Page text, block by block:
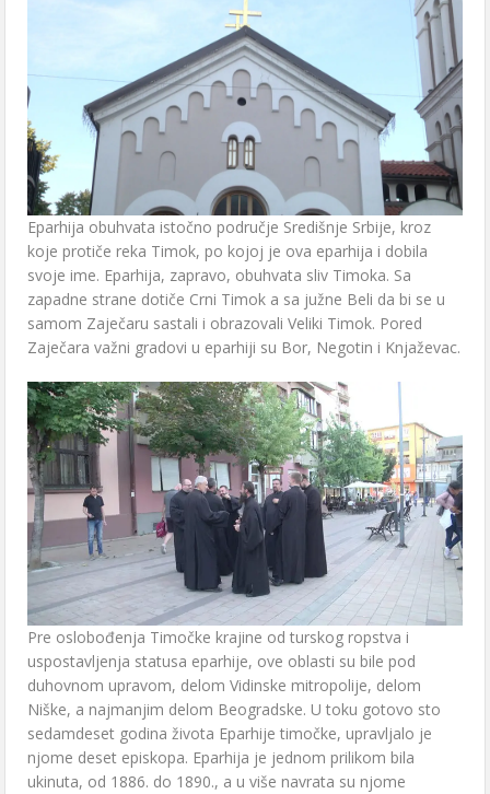
Eparhija obuhvata istočno područje Središnje Srbije, kroz
koje protiče reka Timok, po kojoj je ova eparhija i dobila
svoje ime. Eparhija, zapravo, obuhvata sliv Timoka. Sa
zapadne strane dotiče Crni Timok a sa južne Beli da bi se u
samom Zaječaru sastali i obrazovali Veliki Timok. Pored
Zaječara važni gradovi u eparhiji su Bor, Negotin i Knjaževac.
Pre oslobođenja Timočke krajine od turskog ropstva i
uspostavljenja statusa eparhije, ove oblasti su bile pod
duhovnom upravom, delom Vidinske mitropolije, delom
Niške, a najmanjim delom Beogradske. U toku gotovo sto
sedamdeset godina života Eparhije timočke, upravljalo je
njome deset episkopa. Eparhija je jednom prilikom bila
ukinuta, od 1886. do 1890., a u više navrata su njome